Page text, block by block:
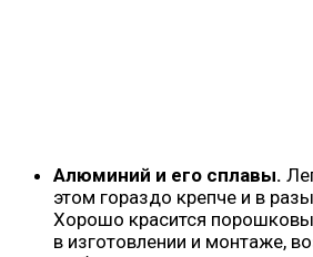
Алюминий и его сплавы.
этом гораздо крепче и в
Хорошо красится
в изготовлении и монтаже,